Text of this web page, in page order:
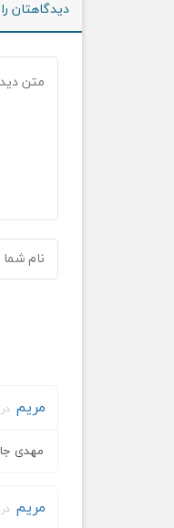
دیدگاهتان
مریم در
مهدی
مریم در